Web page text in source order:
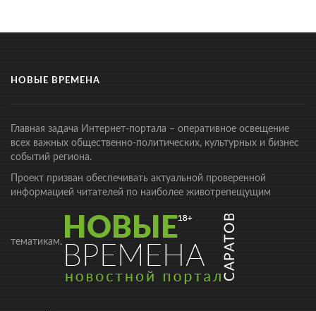
НОВЫЕ ВРЕМЕНА
Главная задача Интернет-портала – оперативное освещение
всех важных общественно-политических, культурных и бизнес
событий региона.
Проект призван обеспечивать актуальной проверенной
информацией читателей по наиболее животрепещущим
тематикам.